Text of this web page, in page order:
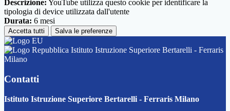
Descrizione: YouTube utilizza questo cookie per identificare la
tipologia di device utilizzata dall'utente
Durata: 6 mesi
Accetta tutti Salva le preferenze
Istituto Istruzione Superiore Bertarelli - Ferraris
Milano
Contatti
Istituto Istruzione Superiore Bertarelli - Ferraris Milano